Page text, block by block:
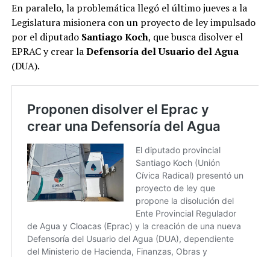
En paralelo, la problemática llegó el último jueves a la
Legislatura misionera con un proyecto de ley impulsado
por el diputado Santiago Koch, que busca disolver el
EPRAC y crear laDefensoría del Usuario del Agua
(DUA).